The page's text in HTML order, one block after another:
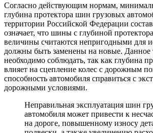
Согласно действующим нормам,
глубина протектора шин грузовых
территории Российской Федерации
означает, что шины с глубиной
величины считаются непригодными для
должны быть заменены на новые. Данное
необходимо соблюдать, так как глубина
влияет на сцепление колес с дорожным
способность автомобиля справиться с
дорожными условиями.
Неправильная эксплуатация шин
автомобиля может привести к
на дороге, повышенному износу